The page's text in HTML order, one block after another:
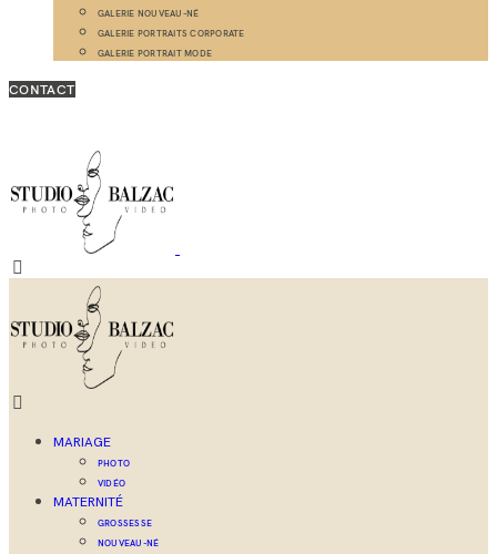
GALERIE NOUVEAU-NÉ
GALERIE PORTRAITS CORPORATE
GALERIE PORTRAIT MODE
CONTACT
MARIAGE
PHOTO
VIDÉO
MATERNITÉ
GROSSESSE
NOUVEAU-NÉ